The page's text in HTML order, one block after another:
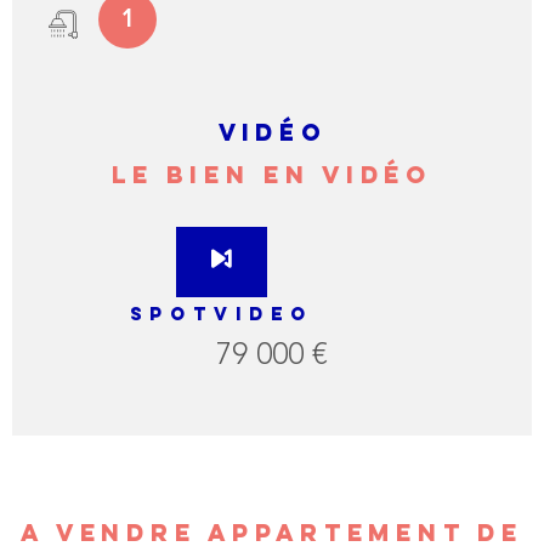
1
VIDÉO
LE BIEN EN VIDÉO
SPOTVIDEO
79 000 €
A VENDRE APPARTEMENT DE